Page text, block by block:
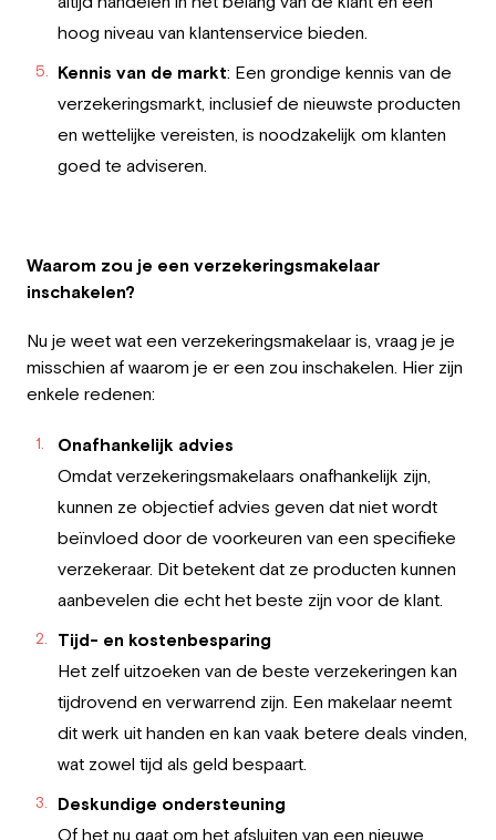
hoog niveau van klantenservice bieden.
Kennis van de markt: Een grondige kennis van de
verzekeringsmarkt, inclusief de nieuwste producten
en wettelijke vereisten, is noodzakelijk om klanten
goed te adviseren.
Waarom zou je een verzekeringsmakelaar
inschakelen?
Nu je weet wat een verzekeringsmakelaar is, vraag je je
misschien af waarom je er een zou inschakelen. Hier zijn
enkele redenen:
Onafhankelijk advies
Omdat verzekeringsmakelaars onafhankelijk zijn,
kunnen ze objectief advies geven dat niet wordt
beïnvloed door de voorkeuren van een specifieke
verzekeraar. Dit betekent dat ze producten kunnen
aanbevelen die echt het beste zijn voor de klant.
Tijd- en kostenbesparing
Het zelf uitzoeken van de beste verzekeringen kan
tijdrovend en verwarrend zijn. Een makelaar neemt
dit werk uit handen en kan vaak betere deals vinden,
wat zowel tijd als geld bespaart.
Deskundige ondersteuning
Of het nu gaat om het afsluiten van een nieuwe